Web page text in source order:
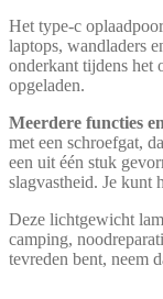
Het type-c
laptops, wandladers
onderkant tijdens het
opgeladen.
Meerdere functies
met een schroefgat,
een uit één stuk
slagvastheid. Je kunt
Deze lichtgewicht
camping,
tevreden bent, neem